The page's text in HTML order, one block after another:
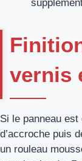
vernis
Si le panneau est
d’accroche puis
un rouleau